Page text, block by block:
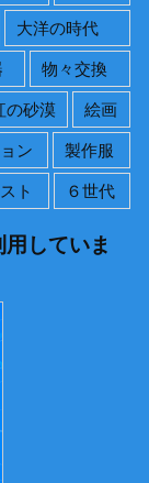
大洋の時代
物々交換
の砂漠
絵画
ン
製作服
ト ６世代
していま